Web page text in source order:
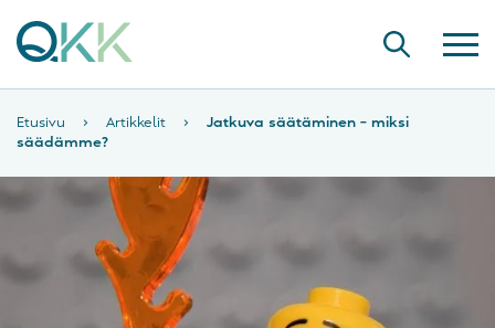
Etusivu › Artikkelit ›
Jatkuva säätäminen – miksi
säädämme?